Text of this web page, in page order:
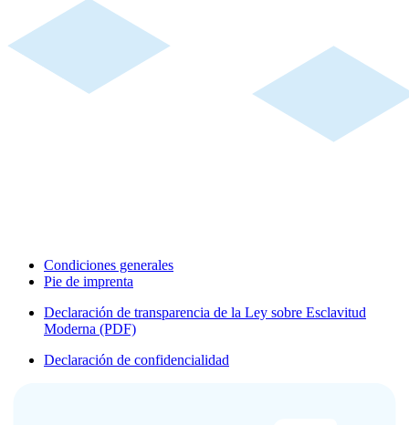
Condiciones generales
Pie de imprenta
Declaración de transparencia de la Ley sobre Esclavitud
Moderna (PDF)
Declaración de confidencialidad